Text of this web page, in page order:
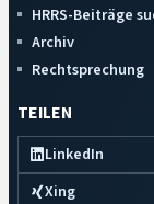
HRRS-Beiträge
Archiv
Rechtsprechung
TEILEN
LinkedIn
Xing